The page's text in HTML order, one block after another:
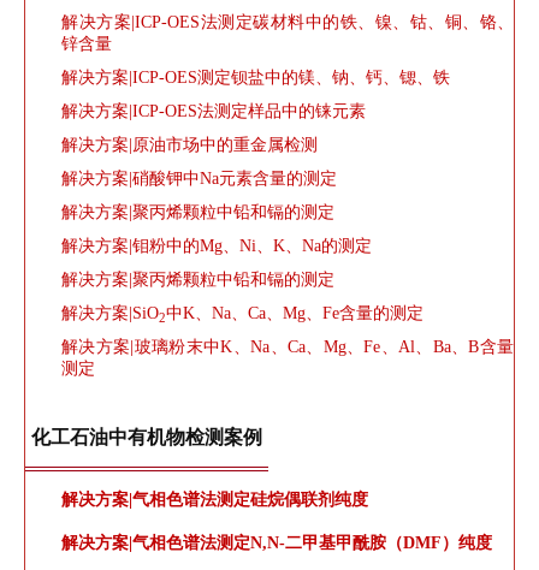
解决方案|ICP-OES法测定碳材料中的铁、镍、钴、铜、铬、
锌含量
解决方案|ICP-OES测定钡盐中的镁、钠、钙、锶、铁
解决方案|ICP-OES法测定样品中的铼元素
解决方案|原油市场中的重金属检测
解决方案|硝酸钾中Na元素含量的测定
解决方案|聚丙烯颗粒中铅和镉的测定
解决方案|钼粉中的Mg、Ni、K、Na的测定
解决方案|聚丙烯颗粒中铅和镉的测定
解决方案|SiO2中K、Na、Ca、Mg、Fe含量的测定
解决方案|玻璃粉末中K、Na、Ca、Mg、Fe、Al、Ba、B含量
测定
化工石油中有机物检测案例
解决方案|气相色谱法测定硅烷偶联剂纯度
解决方案|气相色谱法测定N,N-二甲基甲酰胺（DMF）纯度